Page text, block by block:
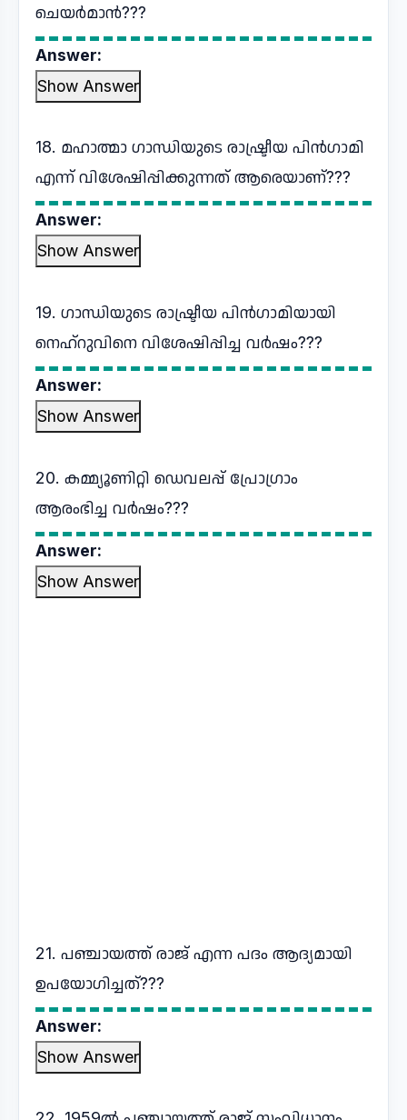
ചെയർമാൻ???
Answer:
Show Answer
18. മഹാത്മാ ഗാന്ധിയുടെ രാഷ്ട്രീയ പിൻഗാമി
എന്ന് വിശേഷിപ്പിക്കുന്നത് ആരെയാണ്???
Answer:
Show Answer
19. ഗാന്ധിയുടെ രാഷ്ട്രീയ പിൻഗാമിയായി
നെഹ്റുവിനെ വിശേഷിപ്പിച്ച വർഷം???
Answer:
Show Answer
20. കമ്മ്യൂണിറ്റി ഡെവലപ്പ് പ്രോഗ്രാം
ആരംഭിച്ച വർഷം???
Answer:
Show Answer
21. പഞ്ചായത്ത് രാജ് എന്ന പദം ആദ്യമായി
ഉപയോഗിച്ചത്???
Answer:
Show Answer